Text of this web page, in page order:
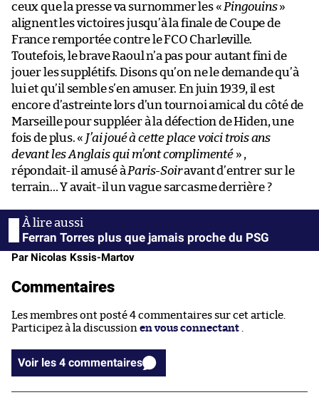
ceux que la presse va surnommer les « Pingouins»
alignent les victoires jusqu’à la finale de Coupe de
France remportée contre le FCO Charleville.
Toutefois, le brave Raoul n’a pas pour autant fini de
jouer les supplétifs. Disons qu’on ne le demande qu’à
lui et qu’il semble s’en amuser. En juin 1939, il est
encore d’astreinte lors d’un tournoi amical du côté de
Marseille pour suppléer à la défection de Hiden, une
fois de plus. « J’ai joué à cette place voici trois ans
devant les Anglais qui m’ont complimenté» ,
répondait-il amusé à Paris-Soiravant d’entrer sur le
terrain… Y avait-il un vague sarcasme derrière ?
Ferran Torres plus que jamais proche du PSG
Par Nicolas Kssis-Martov
Commentaires
Les membres ont posté 4 commentaires sur cet article.
Participez à la discussion en vous connectant .
Voir les 4 commentaires